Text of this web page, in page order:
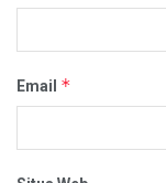
Email *